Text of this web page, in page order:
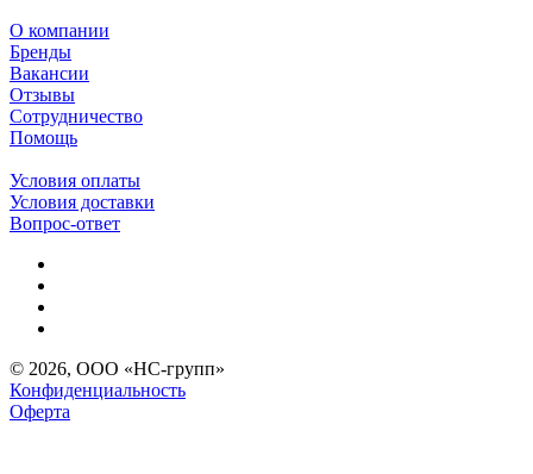
О компании
Бренды
Вакансии
Отзывы
Сотрудничество
Помощь
Условия оплаты
Условия доставки
Вопрос-ответ
© 2026, ООО «НС-групп»
Конфиденциальность
Оферта